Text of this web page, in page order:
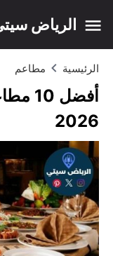
الرياض
الرئيسية مطاعم
2026